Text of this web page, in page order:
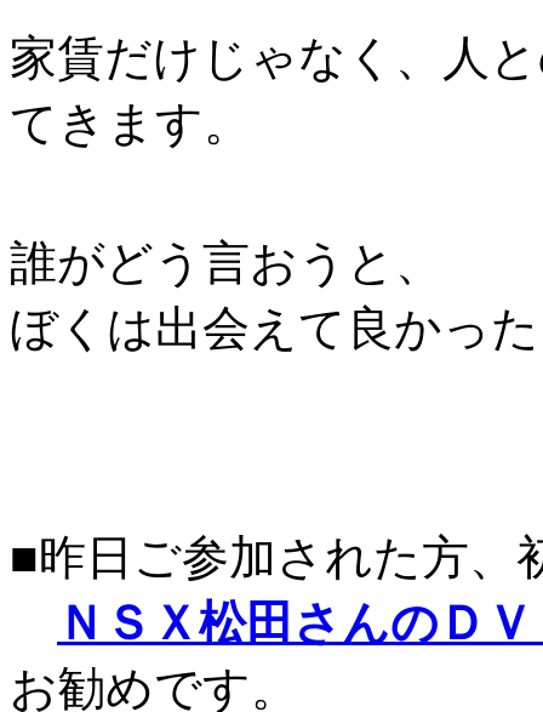
家賃だけじゃなく、人
てきます。
誰がどう言おうと、
ぼくは出会えて良か
■昨日ご参加された方、
ＮＳＸ松田さんのＤ
お勧めです。